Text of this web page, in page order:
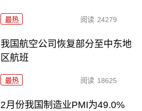
最热 阅读 24279
我国航空公司恢复部分至中东地
区航班
最热 阅读 18625
2月份我国制造业PMI为49.0%